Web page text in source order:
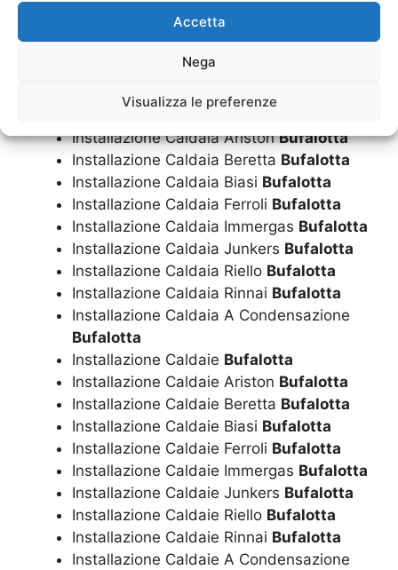
Accetta
Nega
Visualizza le preferenze
Costo Caldaie RielloBufalotta
Costo Caldaie Rinnai
Costo Montaggio Caldaia
Installazione Caldaia AristonBufalotta
Installazione Caldaia Beretta Bufalotta
Installazione Caldaia Biasi Bufalotta
Installazione Caldaia Ferroli Bufalotta
Installazione Caldaia Immergas Bufalotta
Installazione Caldaia Junkers Bufalotta
Installazione Caldaia Riello Bufalotta
Installazione Caldaia Rinnai Bufalotta
Installazione Caldaia A Condensazione
Bufalotta
Installazione Caldaie Bufalotta
Installazione Caldaie Ariston Bufalotta
Installazione Caldaie Beretta Bufalotta
Installazione Caldaie Biasi Bufalotta
Installazione Caldaie Ferroli Bufalotta
Installazione Caldaie Immergas Bufalotta
Installazione Caldaie Junkers Bufalotta
Installazione Caldaie Riello Bufalotta
Installazione Caldaie Rinnai Bufalotta
Installazione Caldaie A Condensazione